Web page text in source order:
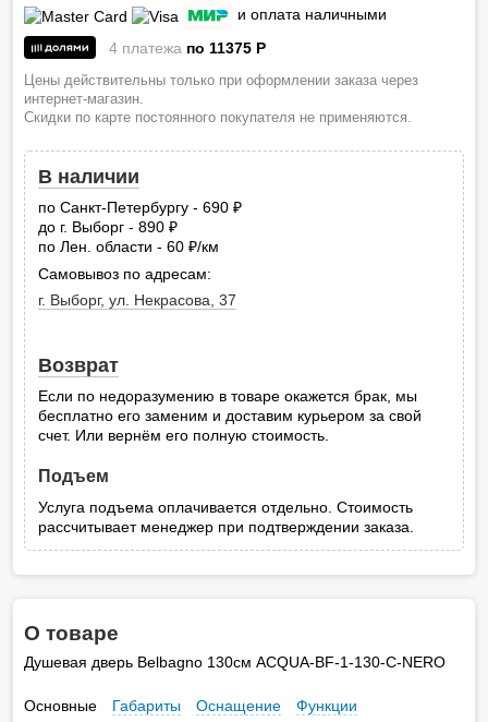
и оплата наличными
4 платежа по 11375 P
Цены действительны только при оформлении заказа через
интернет-магазин.
Скидки по карте постоянного покупателя не применяются.
В наличии
по Санкт-Петербургу - 690
до г. Выборг - 890
по Лен. области - 60
руб.
/км
Самовывоз по адресам:
г. Выборг, ул. Некрасова, 37
Возврат
Если по недоразумению в товаре окажется брак, мы
бесплатно его заменим и доставим курьером за свой
счет. Или вернём его полную стоимость.
Подъем
Услуга подъема оплачивается отдельно. Стоимость
рассчитывает менеджер при подтверждении заказа.
О товаре
Душевая дверь Belbagno 130см ACQUA-BF-1-130-C-NERO
Основные Габариты Оснащение Функции